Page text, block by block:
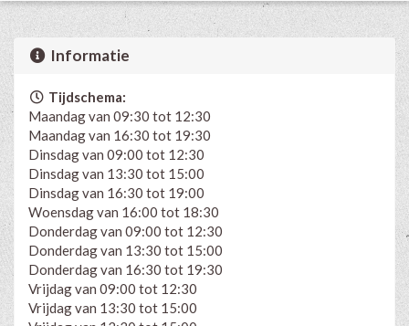
Informatie
Tijdschema:
Maandag van 09:30 tot 12:30
Maandag van 16:30 tot 19:30
Dinsdag van 09:00 tot 12:30
Dinsdag van 13:30 tot 15:00
Dinsdag van 16:30 tot 19:00
Woensdag van 16:00 tot 18:30
Donderdag van 09:00 tot 12:30
Donderdag van 13:30 tot 15:00
Donderdag van 16:30 tot 19:30
Vrijdag van 09:00 tot 12:30
Vrijdag van 13:30 tot 15:00